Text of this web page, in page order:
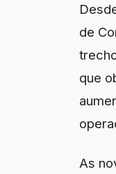
de
que
As